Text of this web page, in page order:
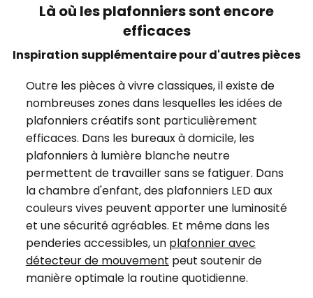
Là où les plafonniers sont encore
efficaces
Inspiration supplémentaire pour d'autres pièces
Outre les pièces à vivre classiques, il existe de
nombreuses zones dans lesquelles les idées de
plafonniers créatifs sont particulièrement
efficaces. Dans les bureaux à domicile, les
plafonniers à lumière blanche neutre
permettent de travailler sans se fatiguer. Dans
la chambre d'enfant, des plafonniers LED aux
couleurs vives peuvent apporter une luminosité
et une sécurité agréables. Et même dans les
penderies accessibles, un plafonnier avec
détecteur de mouvement peut soutenir de
manière optimale la routine quotidienne.